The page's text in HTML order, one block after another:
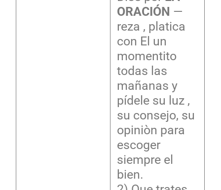
ORACIÓN —
reza , platica
con El un
momentito
todas las
mañanas y
pídele su luz ,
su consejo, su
opiniòn para
escoger
siempre el
bien.